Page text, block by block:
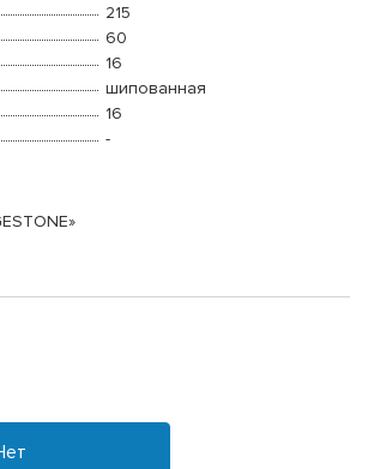
215
60
16
шипованная
16
-